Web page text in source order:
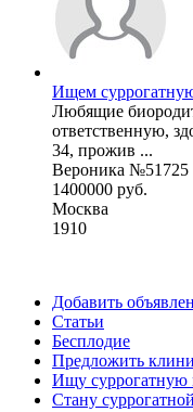
Ищем
Любящие
ответственную,
34, прожив ...
Вероника №51725
1400000 руб.
Москва
1910
Добавить
Статьи
Бесплодие
Предложить
Ищу суррогатную
Стану